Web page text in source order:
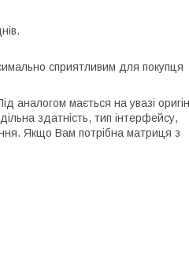
сприятливим для покупця
аналогом мається на увазі
здатність, тип інтерфейсу,
Якщо Вам потрібна матриця з